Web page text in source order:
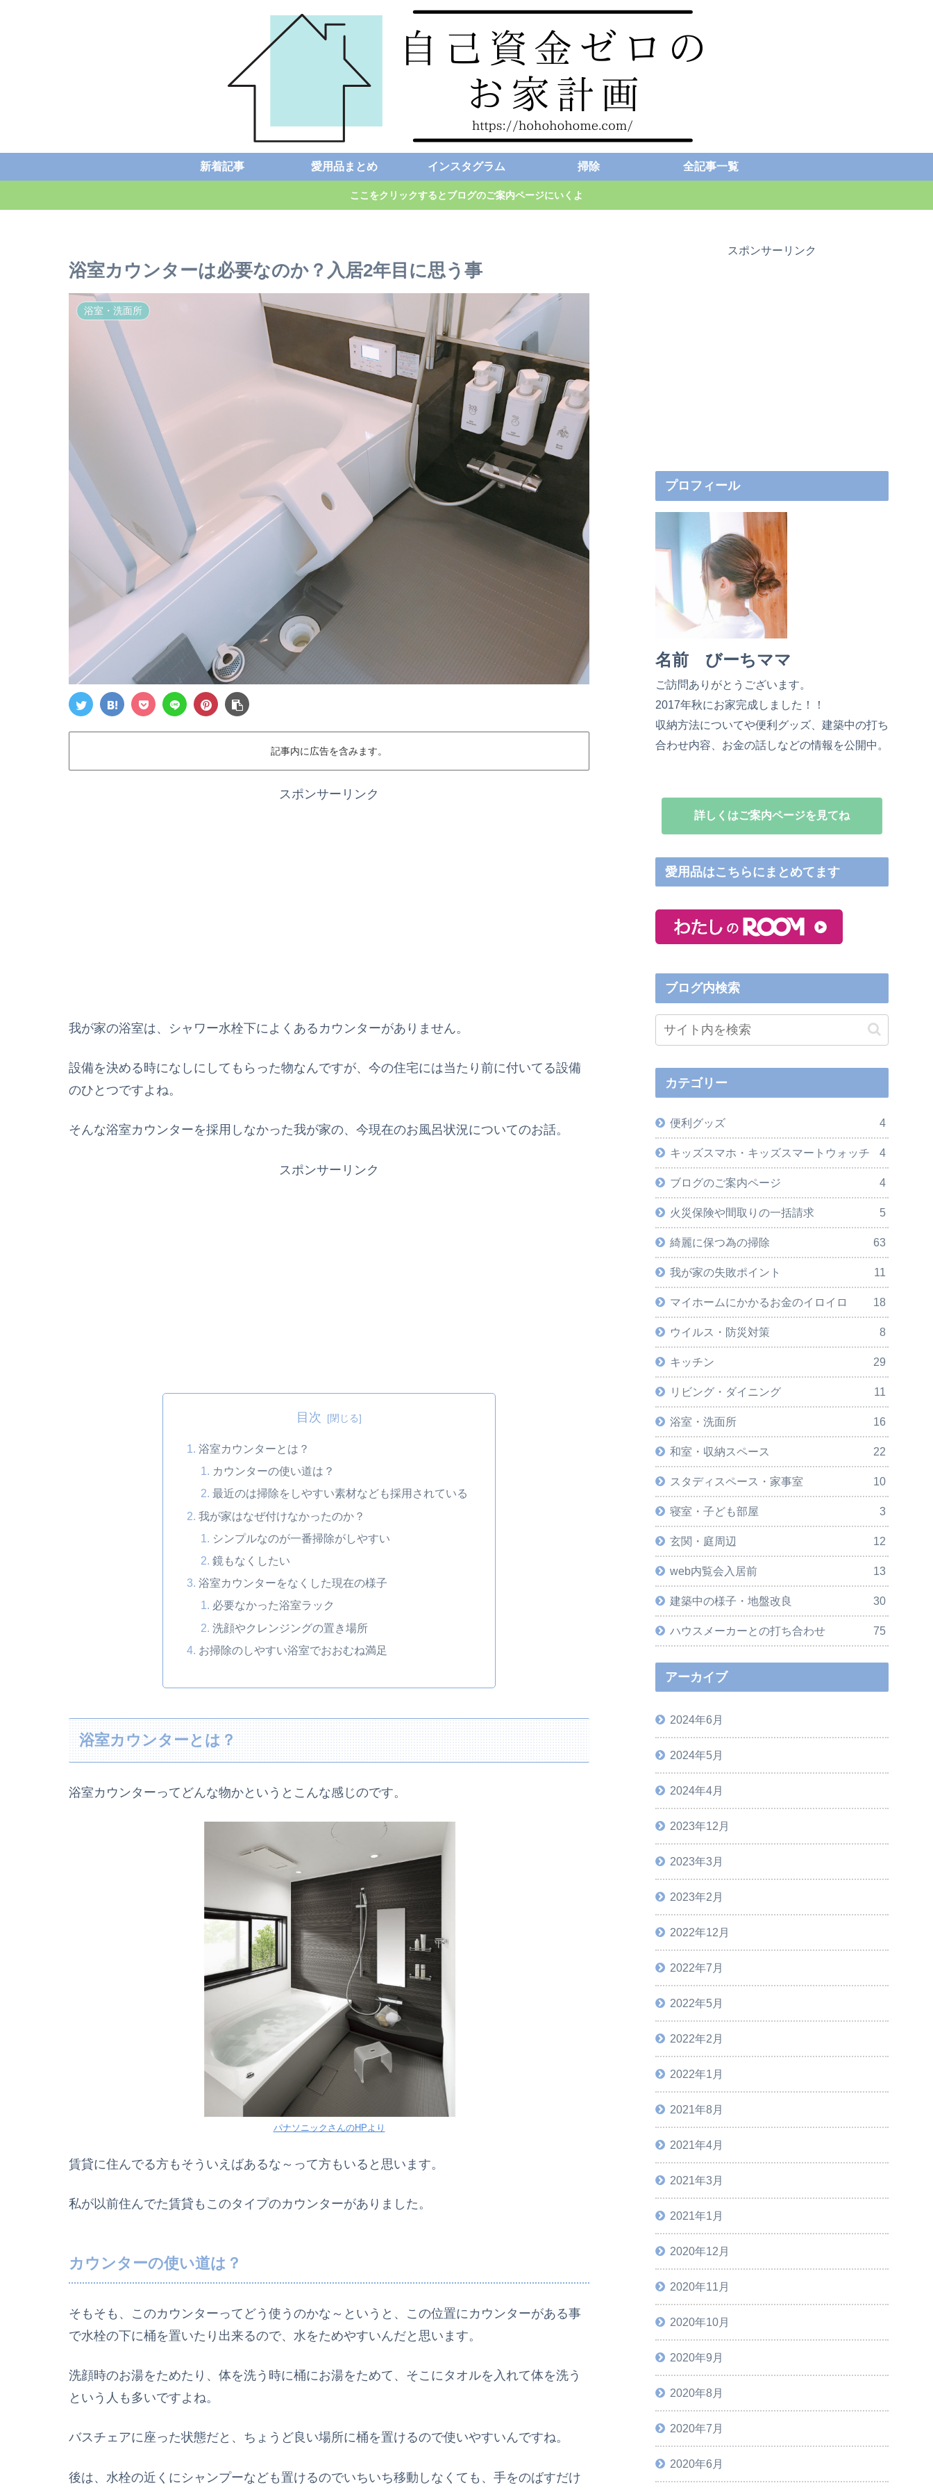
新着記事 愛用品まとめ インスタグラム 掃除 全記事一覧
ここをクリックするとブログのご案内ページにいくよ
浴室カウンターは必要なのか？入居2年目に思う事
浴室・洗面所
記事内に広告を含みます。
スポンサーリンク
我が家の浴室は、シャワー水栓下によくあるカウンターがありません。
設備を決める時になしにしてもらった物なんですが、今の住宅には当たり前に付いてる設備
のひとつですよね。
そんな浴室カウンターを採用しなかった我が家の、今現在のお風呂状況についてのお話。
スポンサーリンク
目次
浴室カウンターとは？
カウンターの使い道は？
最近のは掃除をしやすい素材なども採用されている
我が家はなぜ付けなかったのか？
シンプルなのが一番掃除がしやすい
鏡もなくしたい
浴室カウンターをなくした現在の様子
必要なかった浴室ラック
洗顔やクレンジングの置き場所
お掃除のしやすい浴室でおおむね満足
浴室カウンターとは？
浴室カウンターってどんな物かというとこんな感じのです。
パナソニックさんのHPより
賃貸に住んでる方もそういえばあるな～って方もいると思います。
私が以前住んでた賃貸もこのタイプのカウンターがありました。
カウンターの使い道は？
そもそも、このカウンターってどう使うのかな～というと、この位置にカウンターがある事
で水栓の下に桶を置いたり出来るので、水をためやすいんだと思います。
洗顔時のお湯をためたり、体を洗う時に桶にお湯をためて、そこにタオルを入れて体を洗う
という人も多いですよね。
バスチェアに座った状態だと、ちょうど良い場所に桶を置けるので使いやすいんですね。
後は、水栓の近くにシャンプーなども置けるのでいちいち移動しなくても、手をのばすだけ
スポンサーリンク
プロフィール
名前 びーちママ
ご訪問ありがとうございます。
2017年秋にお家完成しました！！
収納方法についてや便利グッズ、建築中の打ち
合わせ内容、お金の話しなどの情報を公開中。
詳しくはご案内ページを見てね
愛用品はこちらにまとめてます
ブログ内検索
カテゴリー
便利グッズ 4
キッズスマホ・キッズスマートウォッチ 4
ブログのご案内ページ 4
火災保険や間取りの一括請求 5
綺麗に保つ為の掃除 63
我が家の失敗ポイント 11
マイホームにかかるお金のイロイロ 18
ウイルス・防災対策 8
キッチン 29
リビング・ダイニング 11
浴室・洗面所 16
和室・収納スペース 22
スタディスペース・家事室 10
寝室・子ども部屋 3
玄関・庭周辺 12
web内覧会入居前 13
建築中の様子・地盤改良 30
ハウスメーカーとの打ち合わせ 75
アーカイブ
2024年6月
2024年5月
2024年4月
2023年12月
2023年3月
2023年2月
2022年12月
2022年7月
2022年5月
2022年2月
2022年1月
2021年8月
2021年4月
2021年3月
2021年1月
2020年12月
2020年11月
2020年10月
2020年9月
2020年8月
2020年7月
2020年6月